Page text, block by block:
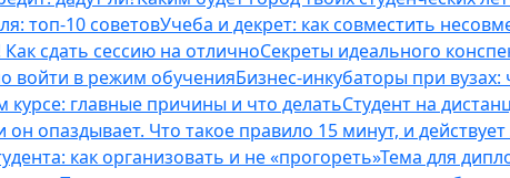
топ-10 советовУчеба и декрет: как совместить
сдать сессию на отличноСекреты идеального
войти в режим обученияБизнес-инкубаторы при вузах:
главные причины и что делатьСтудент на
опаздывает. Что такое правило 15 минут, и
как организовать и не «прогореть»Тема для